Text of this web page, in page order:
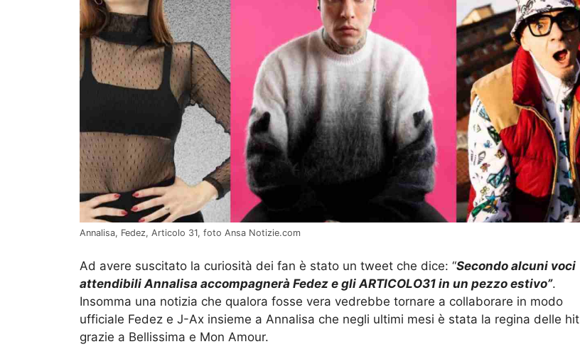
Annalisa, Fedez, Articolo 31, foto Ansa Notizie.com
Ad avere suscitato la curiosità dei fan è stato un tweet che dice: “Secondo alcuni voci
attendibili Annalisa accompagnerà Fedez e gli ARTICOLO31 in un pezzo estivo”.
Insomma una notizia che qualora fosse vera vedrebbe tornare a collaborare in modo
ufficiale Fedez e J-Ax insieme a Annalisa che negli ultimi mesi è stata la regina delle hit
grazie a Bellissima e Mon Amour.